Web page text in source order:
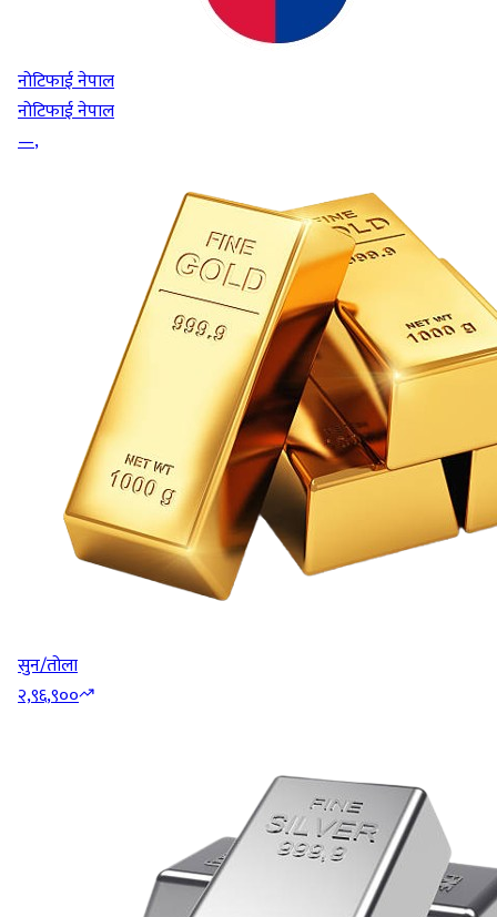
नोटिफाई नेपाल
नोटिफाई नेपाल
—,
सुन/तोला
२,९६,९००